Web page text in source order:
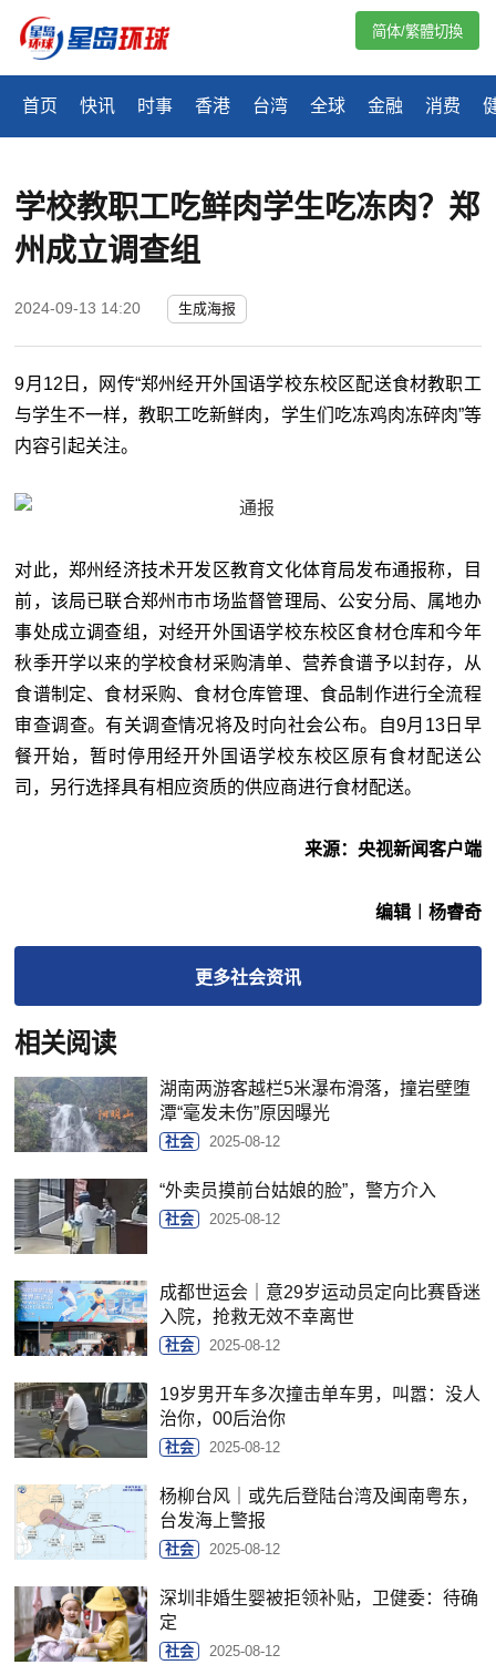
首页 快讯 时事 香港 台湾 全球 金融 消费
简体/繁體切換
学校教职工吃鲜肉学生吃冻肉？郑
州成立调查组
2024-09-13 14:20 生成海报
9月12日，网传“郑州经开外国语学校东校区配送食材教职工
与学生不一样，教职工吃新鲜肉，学生们吃冻鸡肉冻碎肉”等
内容引起关注。
对此，郑州经济技术开发区教育文化体育局发布通报称，目
前，该局已联合郑州市市场监督管理局、公安分局、属地办
事处成立调查组，对经开外国语学校东校区食材仓库和今年
秋季开学以来的学校食材采购清单、营养食谱予以封存，从
食谱制定、食材采购、食材仓库管理、食品制作进行全流程
审查调查。有关调查情况将及时向社会公布。自9月13日早
餐开始，暂时停用经开外国语学校东校区原有食材配送公
司，另行选择具有相应资质的供应商进行食材配送。
来源：央视新闻客户端
编辑︱杨睿奇
更多社会资讯
相关阅读
湖南两游客越栏5米瀑布滑落，撞岩壁堕
潭“毫发未伤”原因曝光
社会 2025-08-12
“外卖员摸前台姑娘的脸”，警方介入
社会 2025-08-12
成都世运会｜意29岁运动员定向比赛昏迷
入院，抢救无效不幸离世
社会 2025-08-12
19岁男开车多次撞击单车男，叫嚣：没人
治你，00后治你
社会 2025-08-12
杨柳台风｜或先后登陆台湾及闽南粤东，
台发海上警报
社会 2025-08-12
深圳非婚生婴被拒领补贴，卫健委：待确
定
社会 2025-08-12